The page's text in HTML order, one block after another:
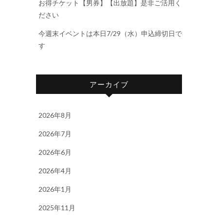
お得チケット【男券】【出放題】是非ご活用く
ださい
今週末イベントは本日7/29（水）申込締切日で
す
アーカイブ
2026年8月
2026年7月
2026年6月
2026年4月
2026年1月
2025年11月